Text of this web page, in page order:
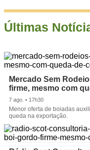
Últimas
Mercado Sem
firme, mesmo com
7 ago. • 17h30
Menor oferta de boiadas
queda na exportação.